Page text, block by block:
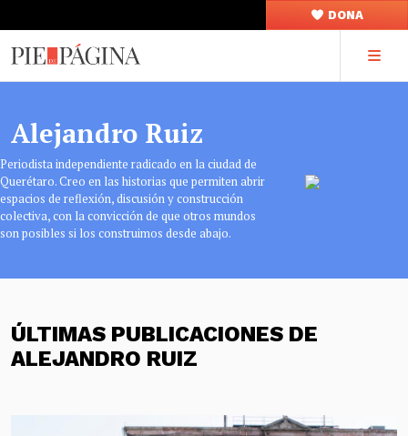
DONA
Alejandro Ruiz
Periodista independiente radicado en la ciudad de
Querétaro. Creo en las historias que permiten abrir
espacios de reflexión, discusión y construcción
colectiva, con la convicción de que otros mundos
son posibles si los construimos desde abajo.
ÚLTIMAS PUBLICACIONES DE
ALEJANDRO RUIZ